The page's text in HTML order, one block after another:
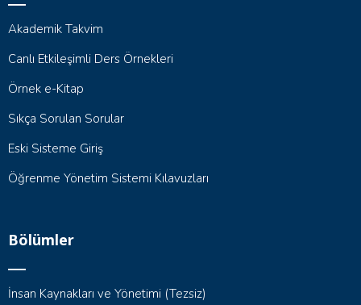
Akademik Takvim
Canlı Etkileşimli Ders Örnekleri
Örnek e-Kitap
Sıkça Sorulan Sorular
Eski Sisteme Giriş
Öğrenme Yönetim Sistemi Kılavuzları
Bölümler
İnsan Kaynakları ve Yönetimi (Tezsiz)